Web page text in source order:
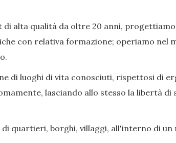
alta qualità da oltre 20 anni,
con relativa formazione; operiamo nel
di luoghi di vita conosciuti, rispettosi di
lasciando allo stesso la libertà
quartieri, borghi, villaggi, all'interno di